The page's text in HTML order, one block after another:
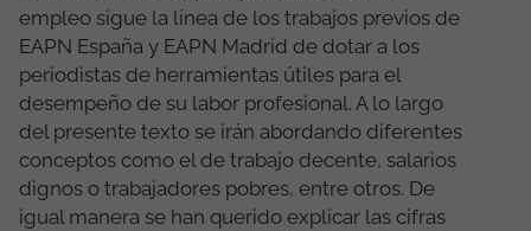
empleo sigue la línea de los trabajos previos de
EAPN España y EAPN Madrid de dotar a los
periodistas de herramientas útiles para el
desempeño de su labor profesional. A lo largo
del presente texto se irán abordando diferentes
conceptos como el de trabajo decente, salarios
dignos o trabajadores pobres, entre otros. De
igual manera se han querido explicar las cifras